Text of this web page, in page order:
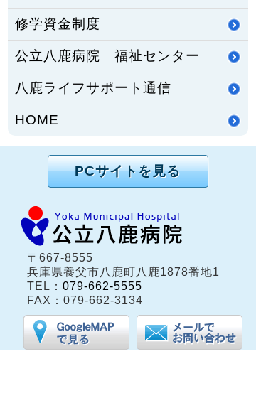
修学資金制度
公立八鹿病院 福祉センター
八鹿ライフサポート通信
HOME
PCサイトを見る
〒667-8555
兵庫県養父市八鹿町八鹿1878番地1
TEL： 079-662-5555
FAX：079-662-3134